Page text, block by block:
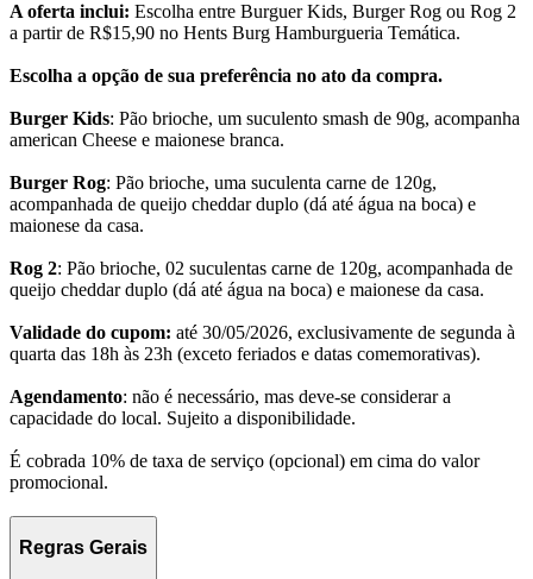
A oferta inclui: Escolha entre Burguer Kids, Burger Rog ou Rog 2
a partir de R$15,90 no Hents Burg Hamburgueria Temática.
Escolha a opção de sua preferência no ato da compra.
Burger Kids: Pão brioche, um suculento smash de 90g, acompanha
american Cheese e maionese branca.
Burger Rog: Pão brioche, uma suculenta carne de 120g,
acompanhada de queijo cheddar duplo (dá até água na boca) e
maionese da casa.
Rog 2: Pão brioche, 02 suculentas carne de 120g, acompanhada de
queijo cheddar duplo (dá até água na boca) e maionese da casa.
Validade do cupom: até 30/05/2026, exclusivamente de segunda à
quarta das 18h às 23h (exceto feriados e datas comemorativas).
Agendamento: não é necessário, mas deve-se considerar a
capacidade do local. Sujeito a disponibilidade.
É cobrada 10% de taxa de serviço (opcional) em cima do valor
promocional.
Regras Gerais